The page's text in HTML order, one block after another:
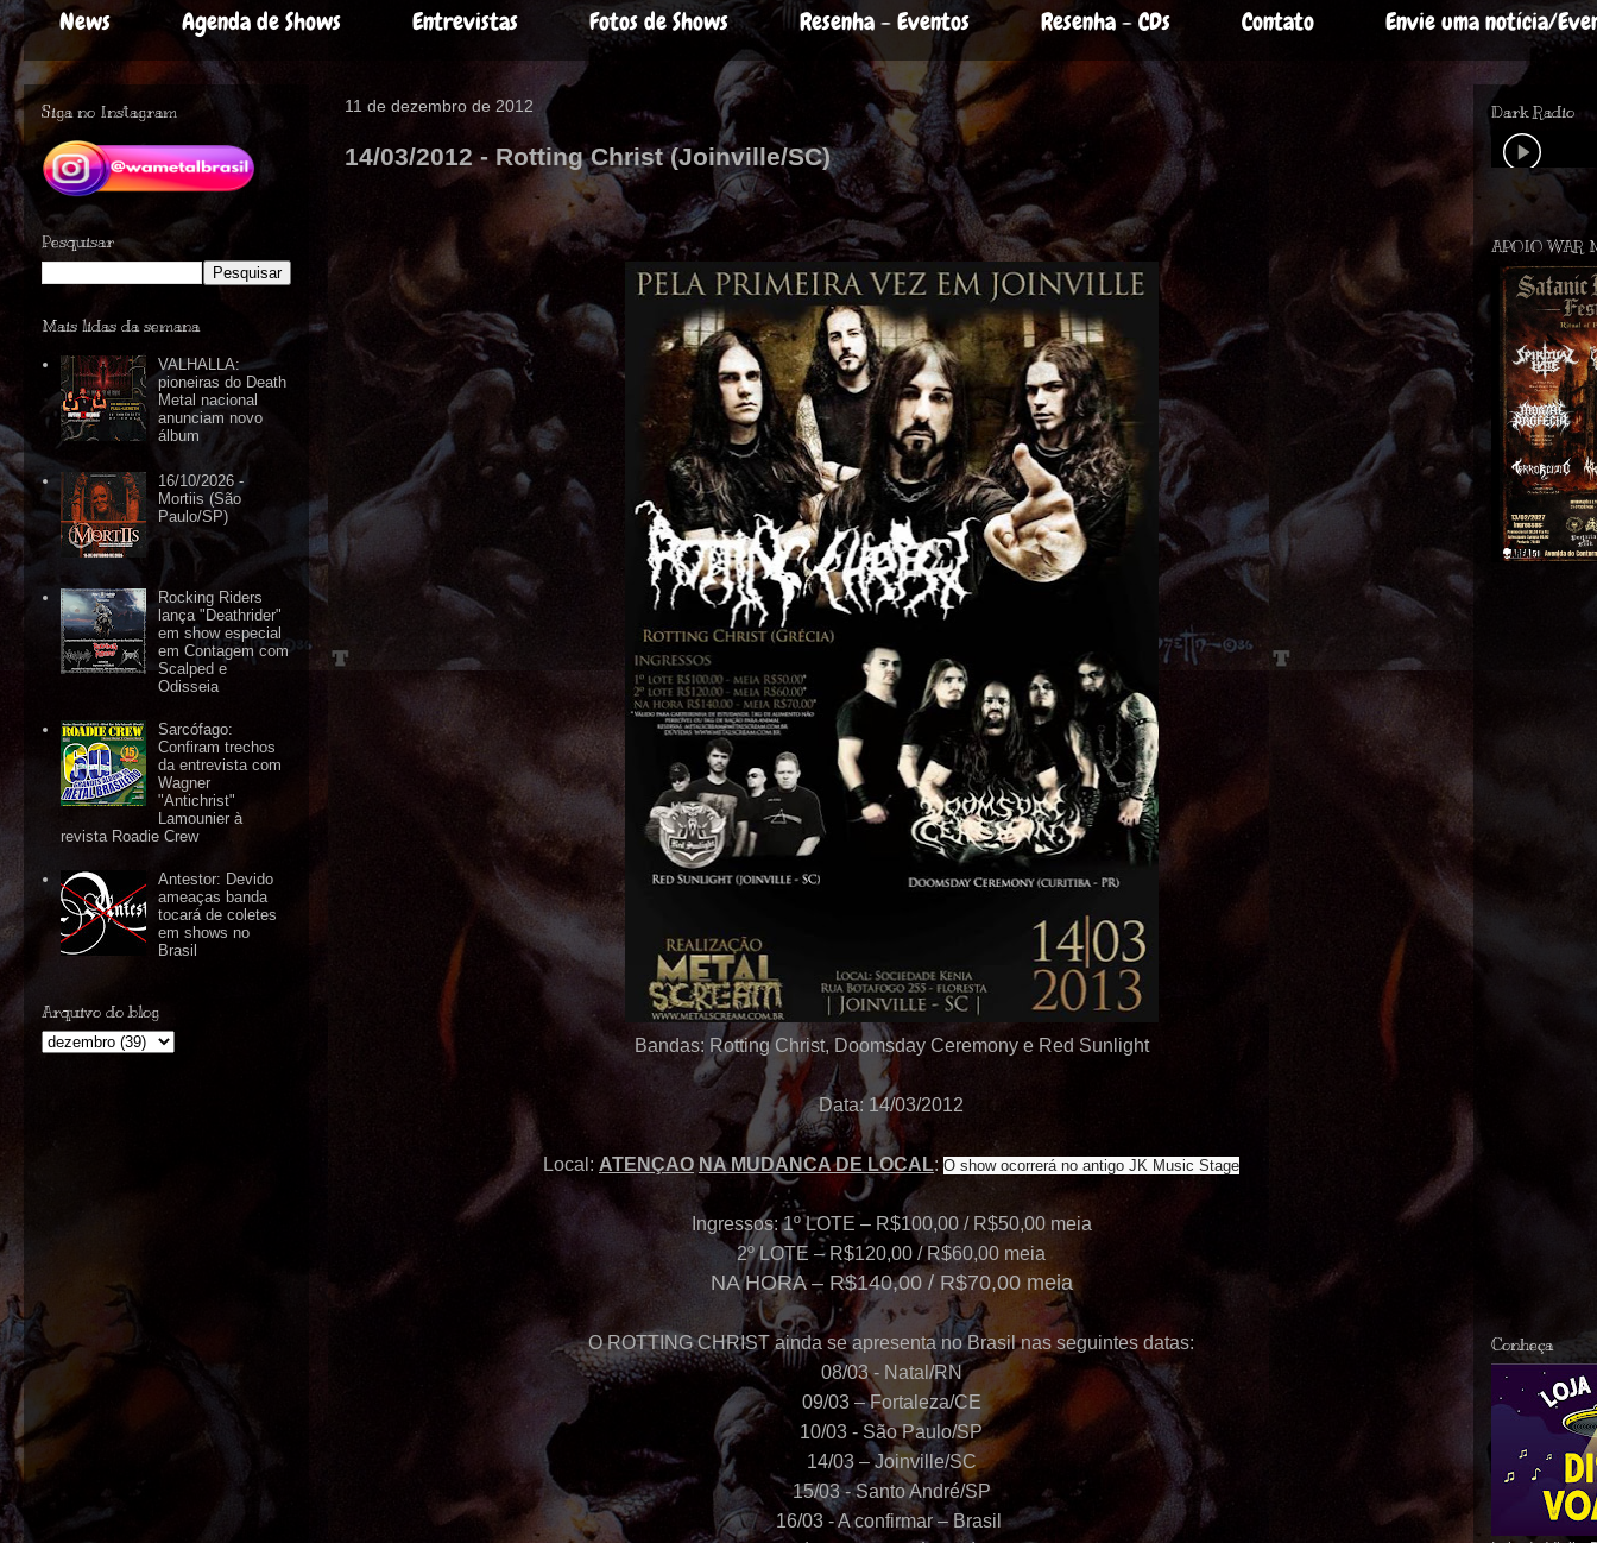
News Agenda de Shows Entrevistas Fotos de Shows Resenha - Eventos Resenha - CDs Contato Envie uma notícia/
11 de dezembro de 2012
14/03/2012 - Rotting Christ (Joinville/SC)
Bandas: Rotting Christ, Doomsday Ceremony e Red Sunlight
Data: 14/03/2012
Local: ATENÇAO NA MUDANCA DE LOCAL: O show ocorrerá no antigo JK Music Stage
Ingressos: 1º LOTE – R$100,00 / R$50,00 meia
2º LOTE – R$120,00 / R$60,00 meia
NA HORA – R$140,00 / R$70,00 meia
O ROTTING CHRIST ainda se apresenta no Brasil nas seguintes datas:
08/03 - Natal/RN
09/03 – Fortaleza/CE
10/03 - São Paulo/SP
14/03 – Joinville/SC
15/03 - Santo André/SP
16/03 - A confirmar – Brasil
Siga no Instagram
Pesquisar
Mais lidas da semana
VALHALLA:
pioneiras do Death
Metal nacional
anunciam novo
álbum
16/10/2026 -
Mortiis (São
Paulo/SP)
Rocking Riders
lança "Deathrider"
em show especial
em Contagem com
Scalped e
Odisseia
Sarcófago:
Confiram trechos
da entrevista com
Wagner
"Antichrist"
Lamounier à
revista Roadie Crew
Antestor: Devido
ameaças banda
tocará de coletes
em shows no
Brasil
Arquivo do blog
Dark Radio
APOIO WAR
Conheça